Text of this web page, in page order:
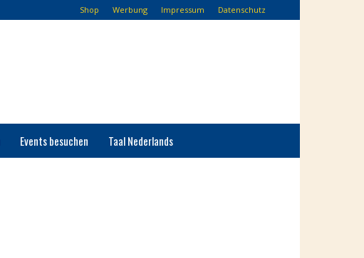
Shop Werbung Impressum Datenschutz
Events besuchen Taal Nederlands